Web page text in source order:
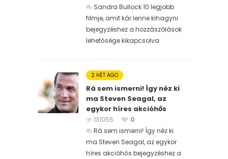
Sandra Bullock 10 legjobb
filmje, amit kár lenne kihagyni
bejegyzéshez a hozzászólások
lehetősége kikapcsolva
2 HÉT AGO
Rá sem ismerni! Így néz ki
ma Steven Seagal, az
egykor híres akcióhős
131055
0
Rá sem ismerni! Így néz ki
ma Steven Seagal, az egykor
híres akcióhős bejegyzéshez a